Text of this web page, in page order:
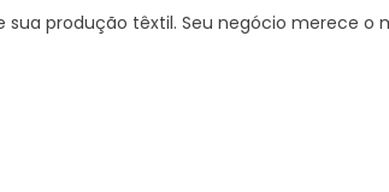
produção têxtil. Seu negócio merece o